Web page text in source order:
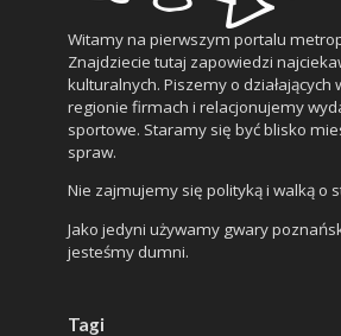
Witamy na pierwszym portalu
Znajdziecie tutaj zapowiedzi
kulturalnych. Piszemy o działających
regionie firmach i relacjonujemy
sportowe. Staramy się być blisko
spraw.
Nie zajmujemy się polityką i walką o
Jako jedyni używamy gwary
jesteśmy dumni.
Tagi